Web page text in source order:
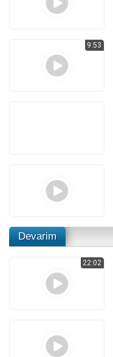
9:53
Devarim
22:02